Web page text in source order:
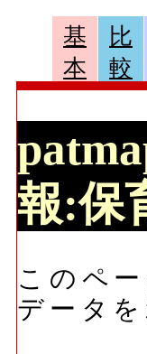
基
本
比
較
報:保
このペ
データを